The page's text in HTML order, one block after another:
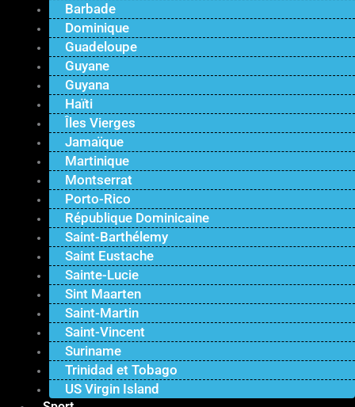
Barbade
Dominique
Guadeloupe
Guyane
Guyana
Haïti
Îles Vierges
Jamaïque
Martinique
Montserrat
Porto-Rico
République Dominicaine
Saint-Barthélemy
Saint Eustache
Sainte-Lucie
Sint Maarten
Saint-Martin
Saint-Vincent
Suriname
Trinidad et Tobago
US Virgin Island